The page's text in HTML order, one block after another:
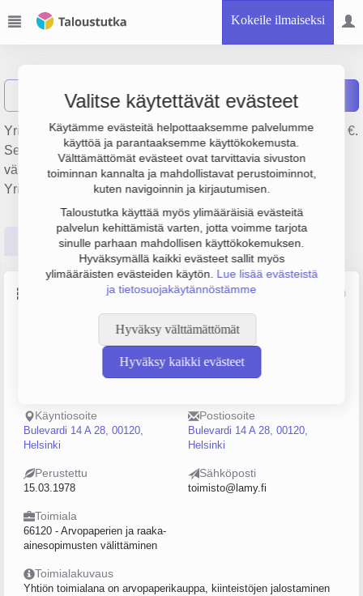
Kokeile ilmaiseksi
Valitse käytettävät evästeet
Käytämme evästeitä helpottaaksemme palvelumme
käyttöä ja parantaaksemme käyttökokemusta.
Välttämättömät evästeet ovat tarvittavia sivuston
toiminnan kannalta ja mahdollistavat perustoiminnot,
kuten navigoinnin ja kirjautumisen.
Taloustutka käyttää myös ylimääräisiä evästeitä
palvelun kehittämistä varten, jotta voimme tarjota
sinulle parhaan mahdollisen käyttökokemuksen.
Hyväksymällä kaikki evästeet sallit myös
ylimääräisten evästeiden käytön. Lue lisää evästeistä
ja tietosuojakäytännöstämme
Hyväksy välttämättömät
Hyväksy kaikki evästeet
Näytä haku L Lamy Oy Raportit
Yrityksen Lamy Oy liikevaihto on 18.8 milj. € ja tulos 39 000 €.
Sen päätoimiala on Arvopaperien ja raaka-ainesopimusten
välittäminen, perustamisvuosi 1978 ja sijainti Helsinki.
Yrityksen yhtiömuoto Osakeyhtiö (OY).
Perustiedot Tilinpäätösluvut Päättäjätiedot
Lähde: YTJ, PRH, Traficom
Henkilöstömäärä
0–4
Käyntiosoite
Bulevardi 14 A 28, 00120,
Helsinki
Postiosoite
Bulevardi 14 A 28, 00120,
Helsinki
Perustettu
15.03.1978
Sähköposti
toimisto@lamy.fi
Toimiala
66120 - Arvopaperien ja raaka-
ainesopimusten välittäminen
Toimialakuvaus
Yhtiön toimialana on arvopaperikauppa, kiinteistöjen jalostaminen